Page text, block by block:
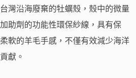
灣沿海廢棄的牡蠣殼，殼中的微量
助劑的功能性環保紗線，具有保
軟的羊毛手感，不僅有效減少海洋
獻。